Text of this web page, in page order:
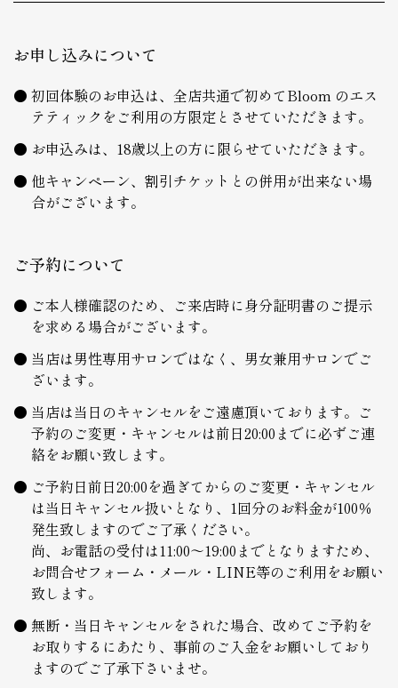
お申し込みについて
初回体験のお申込は、全店共通で初めてBloom のエス
テティックをご利用の方限定とさせていただきます。
お申込みは、18歳以上の方に限らせていただきます。
他キャンペーン、割引チケットとの併用が出来ない場
合がございます。
ご予約について
ご本人様確認のため、ご来店時に身分証明書のご提示
を求める場合がございます。
当店は男性専用サロンではなく、男女兼用サロンでご
ざいます。
当店は当日のキャンセルをご遠慮頂いております。ご
予約のご変更・キャンセルは前日20:00までに必ずご連
絡をお願い致します。
ご予約日前日20:00を過ぎてからのご変更・キャンセル
は当日キャンセル扱いとなり、1回分のお料金が100％
発生致しますのでご了承ください。
尚、お電話の受付は11:00～19:00までとなりますため、
お問合せフォーム・メール・LINE等のご利用をお願い
致します。
無断・当日キャンセルをされた場合、改めてご予約を
お取りするにあたり、事前のご入金をお願いしており
ますのでご了承下さいませ。